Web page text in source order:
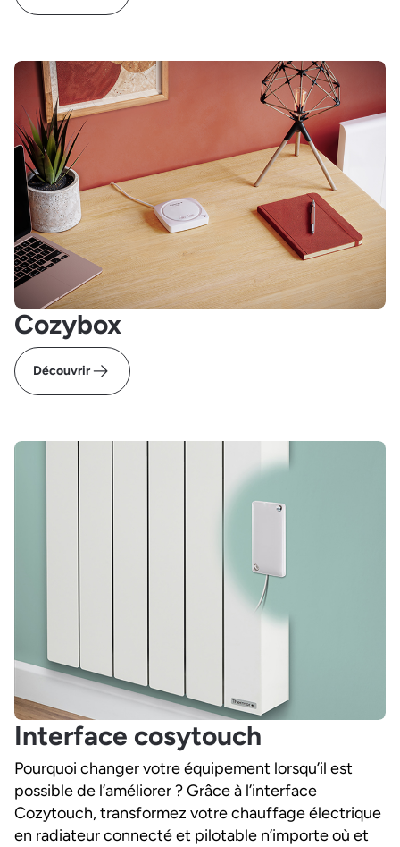
Cozybox
Découvrir
Interface cosytouch
Pourquoi changer votre équipement lorsqu’il est
possible de l’améliorer ? Grâce à l’interface
Cozytouch, transformez votre chauffage électrique
en radiateur connecté et pilotable n’importe où et